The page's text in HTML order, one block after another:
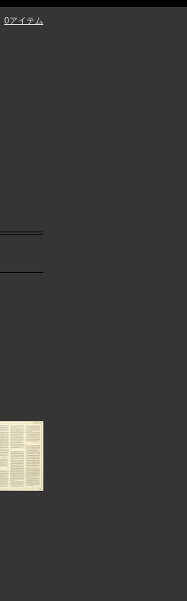
0アイテム